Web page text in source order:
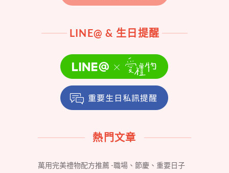
LINE@ & 生日提醒
熱門文章
萬用完美禮物配方推薦 -職場、節慶、重要日子